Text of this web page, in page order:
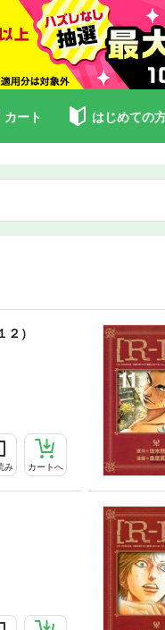
カート はじめての
）
み カートへ